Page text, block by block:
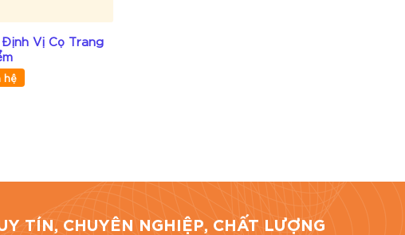
Vị Cọ Trang
hệ
TÍN, CHUYÊN NGHIỆP, CHẤT LƯỢNG